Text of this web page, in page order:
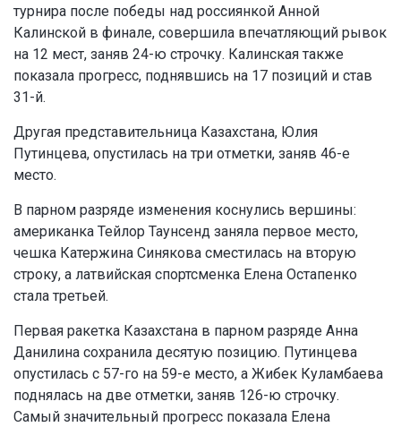
турнира после победы над россиянкой Анной
Калинской в финале, совершила впечатляющий рывок
на 12 мест, заняв 24-ю строчку. Калинская также
показала прогресс, поднявшись на 17 позиций и став
31-й.
Другая представительница Казахстана, Юлия
Путинцева, опустилась на три отметки, заняв 46-е
место.
В парном разряде изменения коснулись вершины:
американка Тейлор Таунсенд заняла первое место,
чешка Катержина Синякова сместилась на вторую
строку, а латвийская спортсменка Елена Остапенко
стала третьей.
Первая ракетка Казахстана в парном разряде Анна
Данилина сохранила десятую позицию. Путинцева
опустилась с 57-го на 59-е место, а Жибек Куламбаева
поднялась на две отметки, заняв 126-ю строчку.
Самый значительный прогресс показала Елена